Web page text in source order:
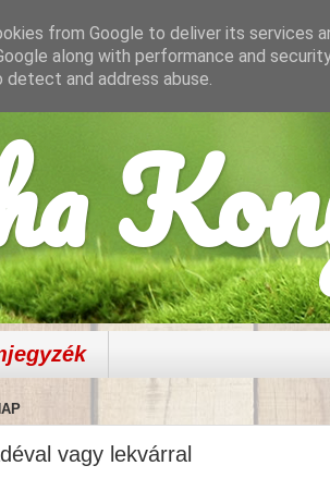
vagy lekvárral
from Google to deliver its services
along with performance and
and address abuse.